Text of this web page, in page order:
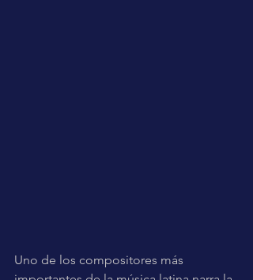
Uno de los compositores más